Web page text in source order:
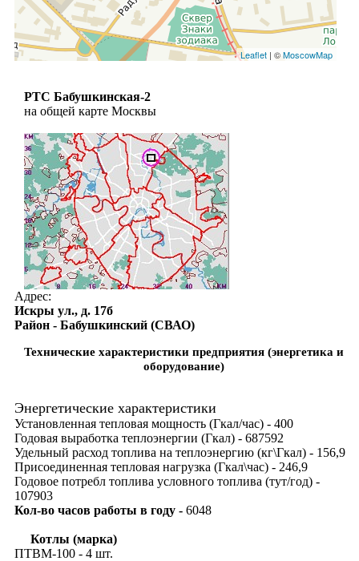
Leaflet | ©MoscowMap
РТС Бабушкинская-2
на общей карте Москвы
Адрес:
Искры ул., д. 17б
Район - Бабушкинский (СВАО)
Технические характеристики предприятия (энергетика и
оборудование)
Энергетические характеристики
Установленная тепловая мощность (Гкал/час) - 400
Годовая выработка теплоэнергии (Гкал) - 687592
Удельный расход топлива на теплоэнергию (кг\Гкал) - 156,9
Присоединенная тепловая нагрузка (Гкал\час) - 246,9
Годовое потребл топлива условного топлива (тут/год) -
107903
Кол-во часов работы в году - 6048
Котлы (марка)
ПТВМ-100 - 4 шт.